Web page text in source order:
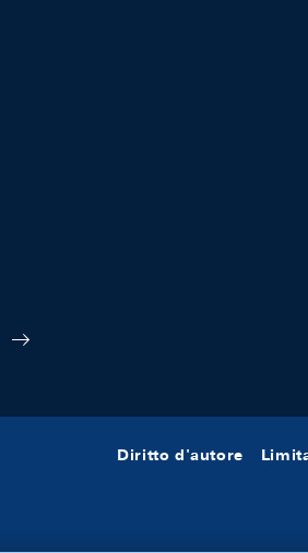
Diritto d'autore